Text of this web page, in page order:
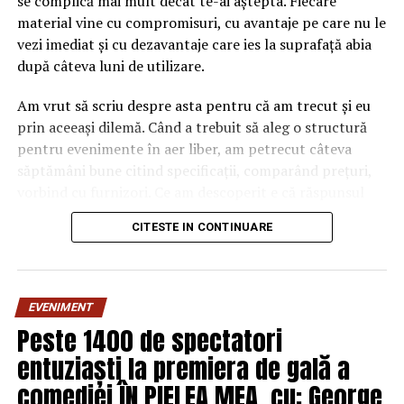
material vine cu compromisuri, cu avantaje pe care nu le
vezi imediat și cu dezavantaje care ies la suprafață abia
după câteva luni de utilizare.
Am vrut să scriu despre asta pentru că am trecut și eu
prin aceeași dilemă. Când a trebuit să aleg o structură
pentru evenimente în aer liber, am petrecut câteva
săptămâni bune citind specificații, comparând prețuri,
„corect” depinde mult de context, de cât de des muți
pavilionul și de ce condiții meteo ai de înfruntat.
materialului mai mult decât
crezi
Multe persoane tratează cadrul metalic al unui pavilion
CITESTE IN CONTINUARE
EVENIMENT
Peste 1400 de spectatori
entuziaști la premiera de gală a
comediei ÎN PIELEA MEA, cu: George